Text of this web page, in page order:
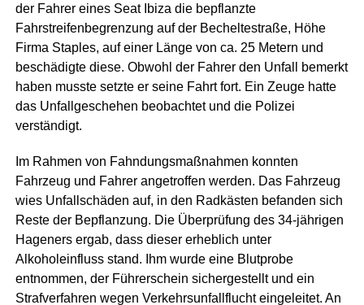
der Fahrer eines Seat Ibiza die bepflanzte
Fahrstreifenbegrenzung auf der Becheltestraße, Höhe
Firma Staples, auf einer Länge von ca. 25 Metern und
beschädigte diese. Obwohl der Fahrer den Unfall bemerkt
haben musste setzte er seine Fahrt fort. Ein Zeuge hatte
das Unfallgeschehen beobachtet und die Polizei
verständigt.
Im Rahmen von Fahndungsmaßnahmen konnten
Fahrzeug und Fahrer angetroffen werden. Das Fahrzeug
wies Unfallschäden auf, in den Radkästen befanden sich
Reste der Bepflanzung. Die Überprüfung des 34-jährigen
Hageners ergab, dass dieser erheblich unter
Alkoholeinfluss stand. Ihm wurde eine Blutprobe
entnommen, der Führerschein sichergestellt und ein
Strafverfahren wegen Verkehrsunfallflucht eingeleitet. An